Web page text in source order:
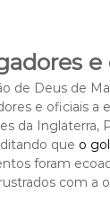
de Deus de
e oficiais a
da Inglaterra,
que o
foram
com a